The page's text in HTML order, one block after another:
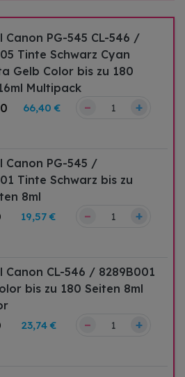
Canon PG-545 CL-546 /
Tinte Schwarz Cyan
Gelb Color bis zu 180
Multipack
66,40 € – +
Canon PG-545 /
Tinte Schwarz bis zu
8ml
19,57 € – +
Canon CL-546 / 8289B001
bis zu 180 Seiten 8ml
23,74 € – +